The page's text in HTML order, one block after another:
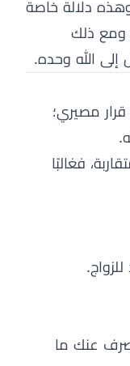
دلالة خاصة
ومع ذلك
إلى الله وحده.
مصيري؛
فغالبًا
عنك ما